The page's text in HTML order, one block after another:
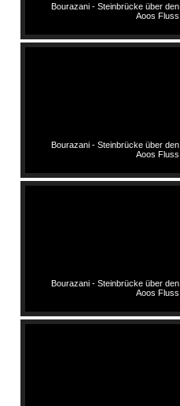
Bourazani - Steinbrücke über den
Aoos Fluss
Bourazani - Steinbrücke über den
Aoos Fluss
Bourazani - Steinbrücke über den
Aoos Fluss